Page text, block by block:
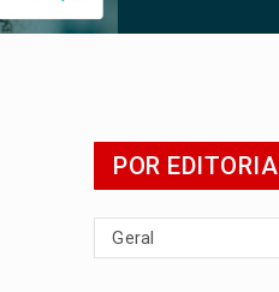
POR EDITORIA